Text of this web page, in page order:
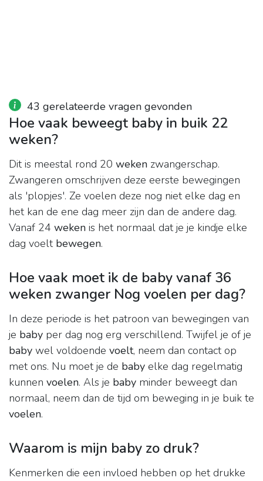
43 gerelateerde vragen gevonden
Hoe vaak beweegt baby in buik 22
weken?
Dit is meestal rond 20 weken zwangerschap.
Zwangeren omschrijven deze eerste bewegingen
als 'plopjes'. Ze voelen deze nog niet elke dag en
het kan de ene dag meer zijn dan de andere dag.
Vanaf 24 weken is het normaal dat je je kindje elke
dag voelt bewegen.
Hoe vaak moet ik de baby vanaf 36
weken zwanger Nog voelen per dag?
In deze periode is het patroon van bewegingen van
je baby per dag nog erg verschillend. Twijfel je of je
baby wel voldoende voelt, neem dan contact op
met ons. Nu moet je de baby elke dag regelmatig
kunnen voelen. Als je baby minder beweegt dan
normaal, neem dan de tijd om beweging in je buik te
voelen.
Waarom is mijn baby zo druk?
Kenmerken die een invloed hebben op het drukke